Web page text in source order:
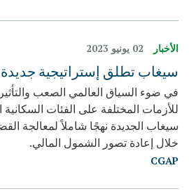
الأخبار 02 يونيو 2023
سيغاب تطلق إستراتيجية
في ضوء السياق العالمي الصعب
للأزمات المختلفة على الفئات السكانية
سيغاب الجديدة نهجًا شاملاً لمعالجة
خلال إعادة تصور الشمول المالي.
CGAP